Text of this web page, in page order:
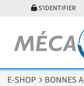
S'IDENTIFIER
E-SHOP BONNES
Panneau de gestion des